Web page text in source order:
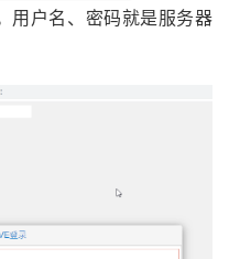
用户名、密码就是服务器